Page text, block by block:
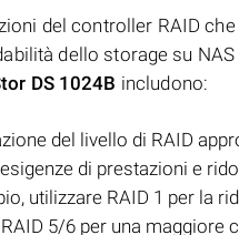
del controller RAID
dello storage su NAS
DS 1024B includono:
del livello di RAID
di prestazioni e
utilizzare RAID 1 per la
5/6 per una maggiore